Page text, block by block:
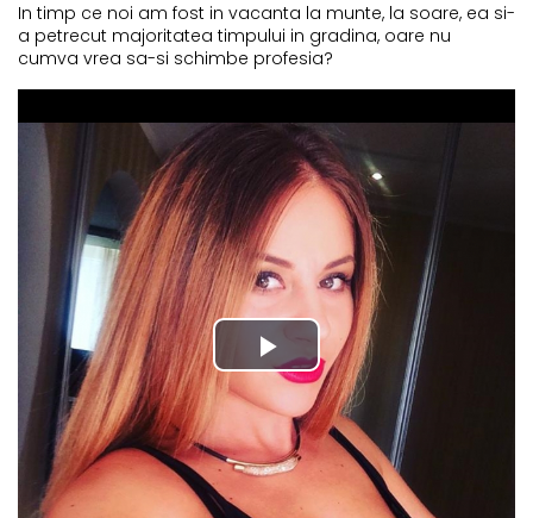
In timp ce noi am fost in vacanta la munte, la soare, ea si-
a petrecut majoritatea timpului in gradina, oare nu
cumva vrea sa-si schimbe profesia?